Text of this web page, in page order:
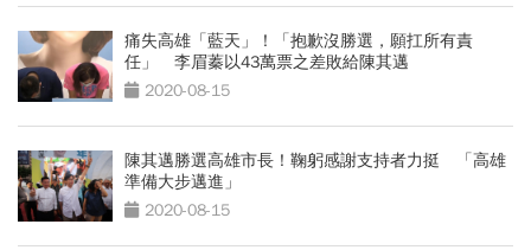
痛失高雄「藍天」！「抱歉沒勝選，願扛所有責
任」 李眉蓁以43萬票之差敗給陳其邁
2020-08-15
陳其邁勝選高雄市長！鞠躬感謝支持者力挺 「高雄
準備大步邁進」
2020-08-15